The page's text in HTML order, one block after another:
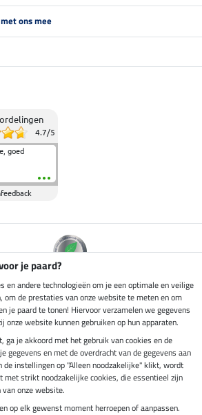
ons mee
4.7/5
goed
Impressum
je paard?
en andere technologieën om je een optimale en veilige
om de prestaties van onze website te meten en om
je paard te tonen! Hiervoor verzamelen we gegevens
onze website kunnen gebruiken op hun apparaten.
ga je akkoord met het gebruik van cookies en de
gegevens en met de overdracht van de gegevens aan
de instellingen op "Alleen noodzakelijke" klikt, wordt
met strikt noodzakelijke cookies, die essentieel zijn
onze website.
op elk gewenst moment herroepen of aanpassen.